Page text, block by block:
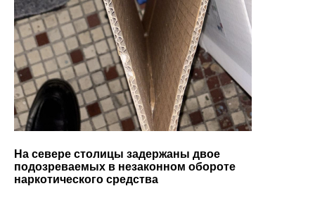
На севере столицы задержаны двое
подозреваемых в незаконном обороте
наркотического средства